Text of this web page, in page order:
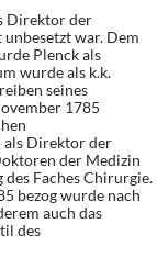
Direktor der
war. Dem
Plenck als
wurde als k.k.
seines
1785
als Direktor der
der Medizin
Faches Chirurgie.
bezog wurde nach
auch das
des